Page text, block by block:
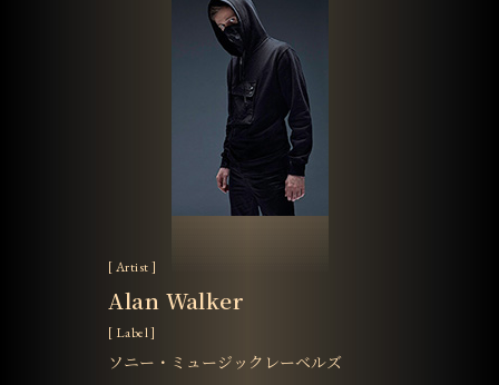
[ Artist ]
Alan Walker
[ Label ]
ソニー・ミュージックレーベルズ